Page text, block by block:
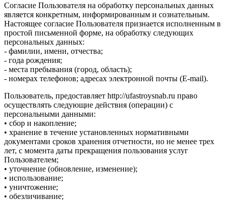
Согласие Пользователя на обработку персональных данных
является конкретным, информированным и сознательным.
Настоящее согласие Пользователя признается исполненным в
простой письменной форме, на обработку следующих
персональных данных:
- фамилии, имени, отчества;
- года рождения;
- места пребывания (город, область);
- номерах телефонов; адресах электронной почты (E-mail).
Пользователь, предоставляет http://ufastroysnab.ru право
осуществлять следующие действия (операции) с
персональными данными:
• сбор и накопление;
• хранение в течение установленных нормативными
документами сроков хранения отчетности, но не менее трех
лет, с момента даты прекращения пользования услуг
Пользователем;
• уточнение (обновление, изменение);
• использование;
• уничтожение;
• обезличивание;